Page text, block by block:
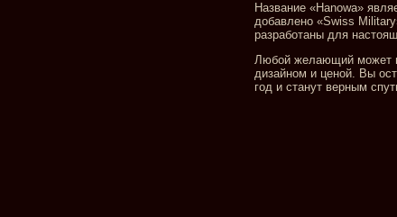
Название «Hanowa»
добавлено «Swiss
разработаны для
Любой желающий может
дизайном и ценой. Вы
год и станут верным